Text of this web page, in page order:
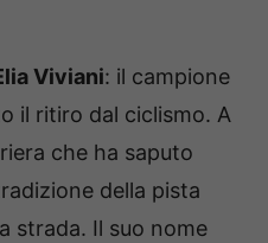
Viviani: il campione
il ritiro dal ciclismo. A
che ha saputo
della pista
strada. Il suo nome